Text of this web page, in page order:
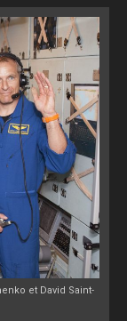
et David Saint-